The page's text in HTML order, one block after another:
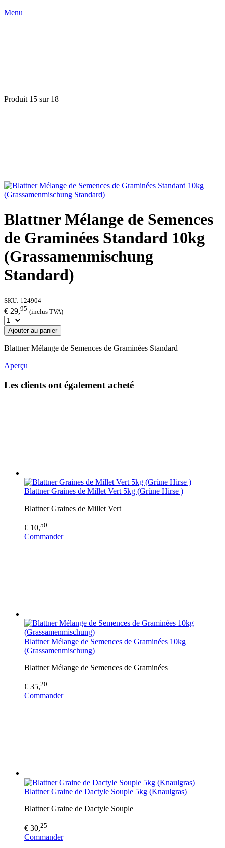
Menu
Produit 15 sur 18
Blattner Mélange de Semences
de Graminées Standard 10kg
(Grassamenmischung
Standard)
SKU: 124904
€ 29,95 (inclus TVA)
Ajouter au panier
Blattner Mélange de Semences de Graminées Standard
Aperçu
Les clients ont également acheté
Blattner Graines de Millet Vert 5kg (Grüne Hirse )
Blattner Graines de Millet Vert
€ 10,50
Commander
Blattner Mélange de Semences de Graminées 10kg
(Grassamenmischung)
Blattner Mélange de Semences de Graminées
€ 35,20
Commander
Blattner Graine de Dactyle Souple 5kg (Knaulgras)
Blattner Graine de Dactyle Souple
€ 30,25
Commander